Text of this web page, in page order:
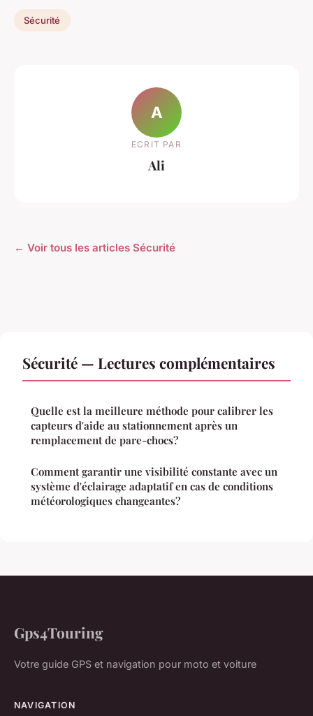
Sécurité
A
ECRIT PAR
Ali
← Voir tous les articles Sécurité
Sécurité — Lectures complémentaires
Quelle est la meilleure méthode pour calibrer les
capteurs d'aide au stationnement après un
remplacement de pare-chocs?
Comment garantir une visibilité constante avec un
système d'éclairage adaptatif en cas de conditions
météorologiques changeantes?
Gps4Touring
Votre guide GPS et navigation pour moto et voiture
NAVIGATION